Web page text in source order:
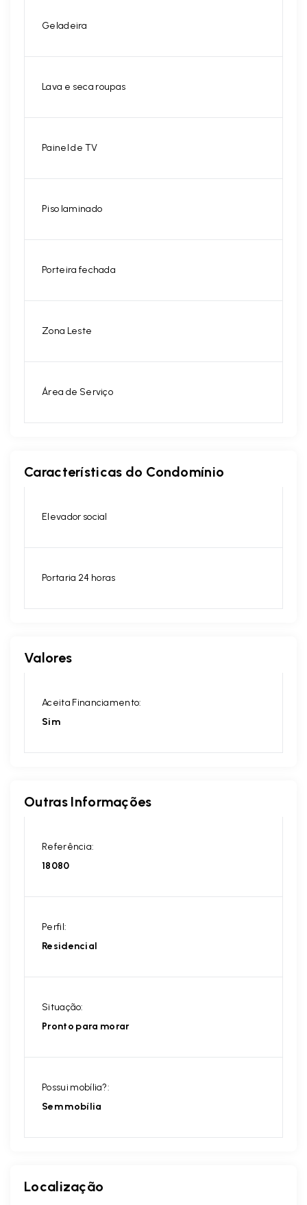
Geladeira
Lava e seca roupas
Painel de TV
Piso laminado
Porteira fechada
Zona Leste
Área de Serviço
Características do Condomínio
Elevador social
Portaria 24 horas
Valores
Aceita Financiamento:
Sim
Outras Informações
Referência:
18080
Perfil:
Residencial
Situação:
Pronto para morar
Possui mobília?:
Sem mobília
Localização